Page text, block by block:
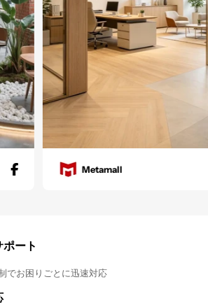
Metamall
ート
でお困りごとに迅速対応